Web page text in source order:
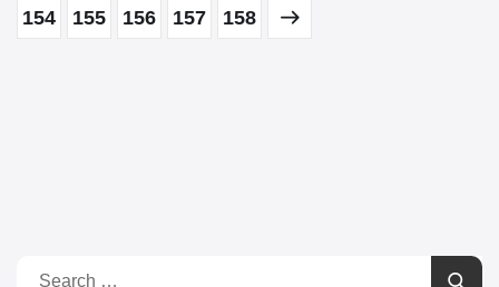
154
155 156 157 158